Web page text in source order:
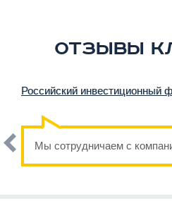
Отзывы
Российский инвестиционный
Мы сотрудничаем с